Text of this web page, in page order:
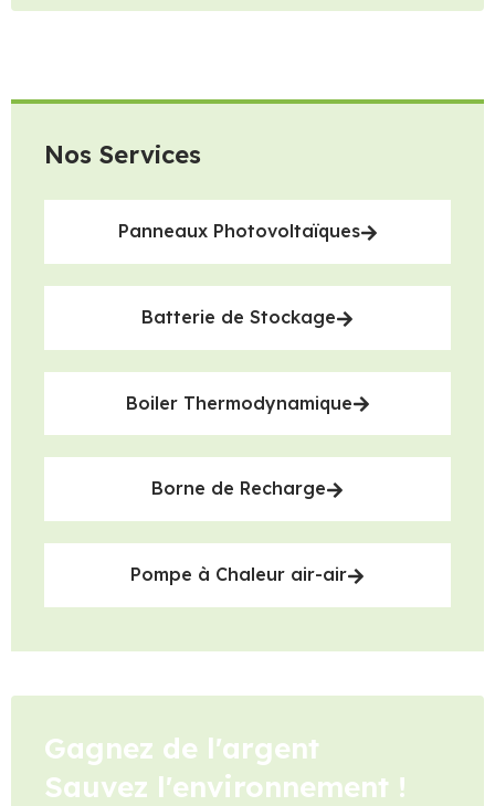
Nos Services
Panneaux Photovoltaïques
Batterie de Stockage
Boiler Thermodynamique
Borne de Recharge
Pompe à Chaleur air-air
Gagnez de l'argent
Sauvez l'environnement !